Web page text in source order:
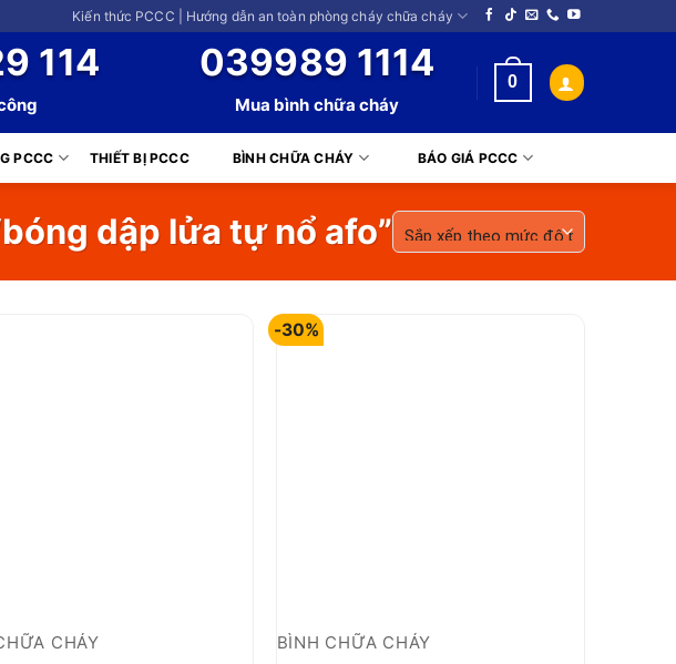
Kiến thức PCCC | Hướng dẫn an toàn phòng cháy chữa cháy
114 039989 1114
Mua bình chữa cháy
0
PCCC THIẾT BỊ PCCC BÌNH CHỮA CHÁY BÁO GIÁ PCCC
dập lửa tự nổ afo”
CHÁY
-30%
BÌNH CHỮA CHÁY